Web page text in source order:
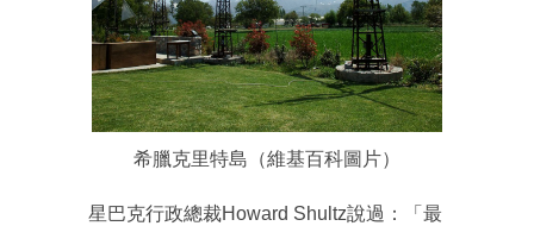
希臘克里特島（維基百科圖片）
星巴克行政總裁Howard Shultz說過：「最